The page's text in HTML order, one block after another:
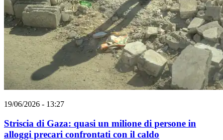
19/06/2026 - 13:27
Striscia di Gaza: quasi un milione di persone in
alloggi precari confrontati con il caldo